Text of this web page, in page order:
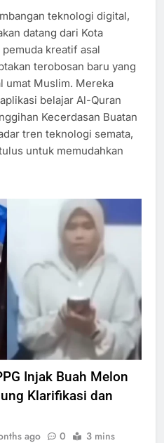
teknologi digital,
datang dari Kota
kreatif asal
terobosan baru yang
umat Muslim. Mereka
belajar Al-Quran
Kecerdasan Buatan
tren teknologi semata,
untuk memudahkan
Injak Buah Melon
Klarifikasi dan
ago 0 3 mins